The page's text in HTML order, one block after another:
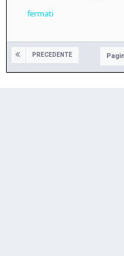
fermati
PRECEDENTE